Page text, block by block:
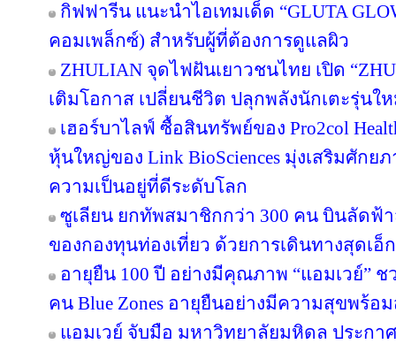
กิฟฟารีน แนะนำไอเทมเด็ด “GLUTA
คอมเพล็กซ์) สำหรับผู้ที่ต้องการดูแลผิว
ZHULIAN จุดไฟฝันเยาวชนไทย เปิด
เติมโอกาส เปลี่ยนชีวิต ปลุกพลังนักเตะรุ่น
เฮอร์บาไลฟ์ ซื้อสินทรัพย์ของ Pro2col
หุ้นใหญ่ของ Link BioSciences มุ่งเสริมศัก
ความเป็นอยู่ที่ดีระดับโลก
ซูเลียน ยกทัพสมาชิกกว่า 300 คน บินลัดฟ้
ของกองทุนท่องเที่ยว ด้วยการเดินทางสุดเ
อายุยืน 100 ปี อย่างมีคุณภาพ “แอมเวย์” ช
คน Blue Zones อายุยืนอย่างมีความสุขพร้อ
แอมเวย์ จับมือ มหาวิทยาลัยมหิดล ประกา